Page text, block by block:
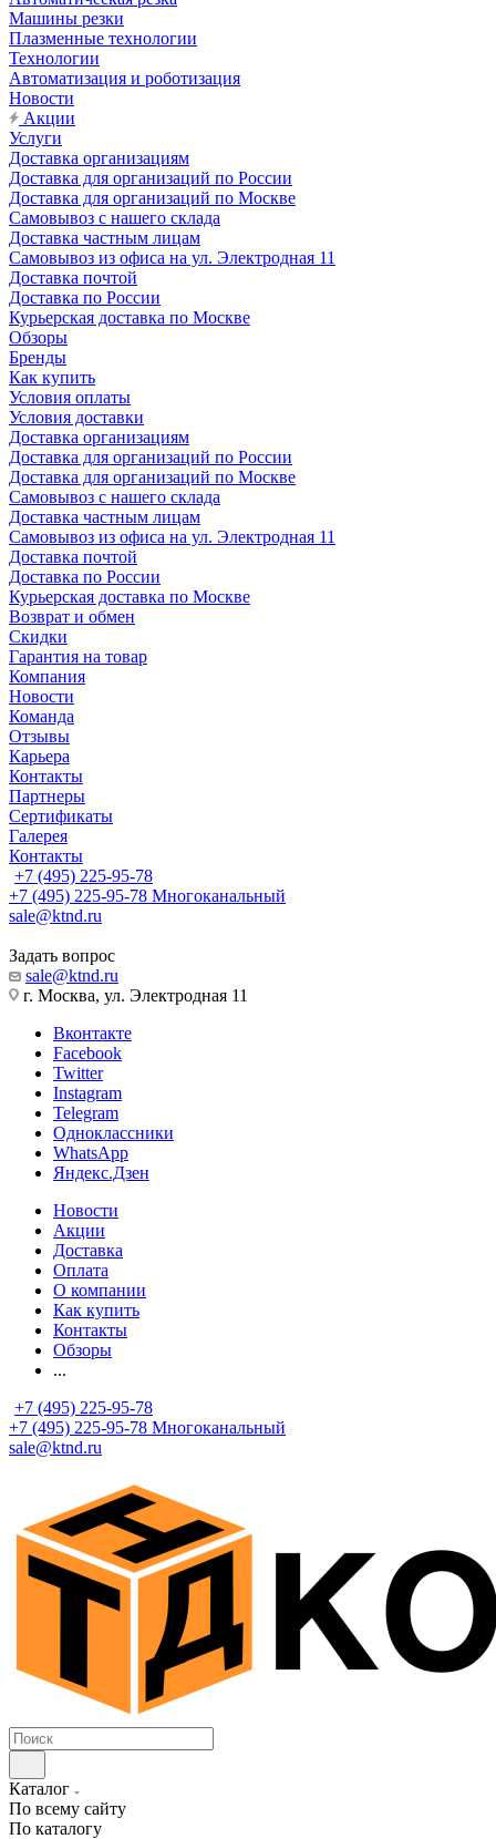
Машины резки
Плазменные технологии
Технологии
Автоматизация и роботизация
Новости
Акции
Услуги
Доставка организациям
Доставка для организаций по России
Доставка для организаций по Москве
Самовывоз с нашего склада
Доставка частным лицам
Самовывоз из офиса на ул. Электродная 11
Доставка почтой
Доставка по России
Курьерская доставка по Москве
Обзоры
Бренды
Как купить
Условия оплаты
Условия доставки
Доставка организациям
Доставка для организаций по России
Доставка для организаций по Москве
Самовывоз с нашего склада
Доставка частным лицам
Самовывоз из офиса на ул. Электродная 11
Доставка почтой
Доставка по России
Курьерская доставка по Москве
Возврат и обмен
Скидки
Гарантия на товар
Компания
Новости
Команда
Отзывы
Карьера
Контакты
Партнеры
Сертификаты
Галерея
Контакты
+7 (495) 225-95-78
+7 (495) 225-95-78 Многоканальный
sale@ktnd.ru
Задать вопрос
sale@ktnd.ru
г. Москва, ул. Электродная 11
Вконтакте
Facebook
Twitter
Instagram
Telegram
Одноклассники
WhatsApp
Яндекс.Дзен
Новости
Акции
Доставка
Оплата
О компании
Как купить
Контакты
Обзоры
...
+7 (495) 225-95-78
+7 (495) 225-95-78 Многоканальный
sale@ktnd.ru
Каталог
По всему сайту
По каталогу